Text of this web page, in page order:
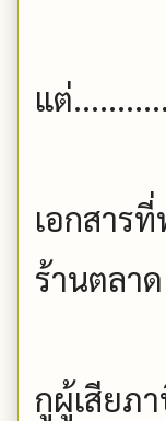
แต่
เอกสาร
ร้านตลา
กูผู้เสียภ